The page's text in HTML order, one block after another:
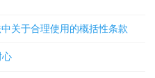
关于合理使用的概括性条款
心